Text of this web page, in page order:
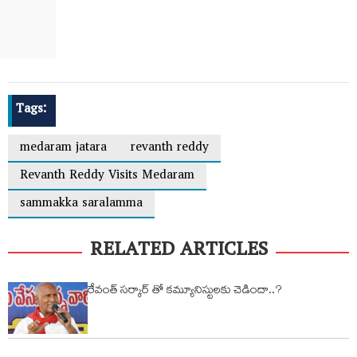
Tags:
medaram jatara
revanth reddy
Revanth Reddy Visits Medaram
sammakka saralamma
RELATED ARTICLES
రేవంత్ సర్కార్ తో కమ్యూనిస్టులకు చెడిందా..?